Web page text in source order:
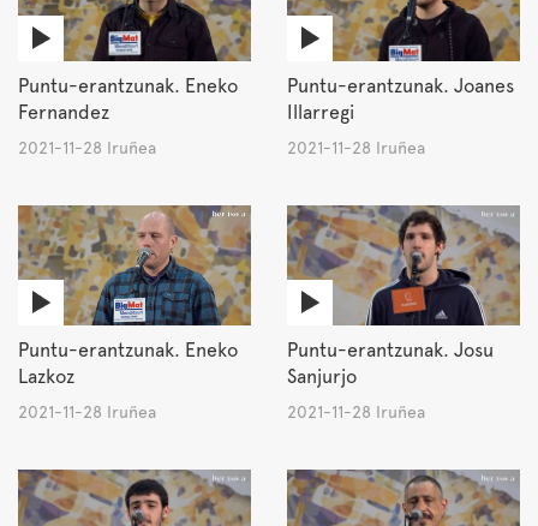
Puntu-erantzunak. Eneko
Fernandez
2021-11-28 Iruñea
Puntu-erantzunak. Joanes
Illarregi
2021-11-28 Iruñea
Puntu-erantzunak. Eneko
Lazkoz
2021-11-28 Iruñea
Puntu-erantzunak. Josu
Sanjurjo
2021-11-28 Iruñea